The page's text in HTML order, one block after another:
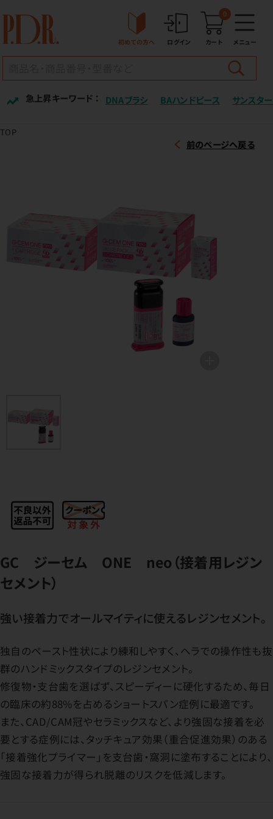
初めての方へ ログイン カート
0
メニュー
急上昇キーワード ： DNAブラシ BAハンドピース サンスター
TOP
前のページへ戻る
GC ジーセム ONE neo（接着用レジン
セメント）
強い接着力でオールマイティに使えるレジンセメント。
独自のペースト性状により練和しやすく、ヘラでの操作性も抜
群のハンドミックスタイプのレジンセメント。
修復物・支台歯を選ばず、スピーディーに硬化するため、毎日
の臨床の約88%を占めるショートスパン症例に最適です。
また、CAD/CAM冠やセラミックスなど、より強固な接着を必
要とする症例には、タッチキュア効果（重合促進効果）のある
「接着強化プライマー」を支台歯・窩洞に塗布することにより、
強固な接着力が得られ脱離のリスクを低減します。